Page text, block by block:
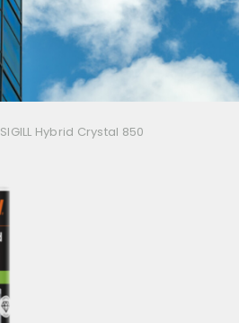
SIGILL Hybrid Crystal 850